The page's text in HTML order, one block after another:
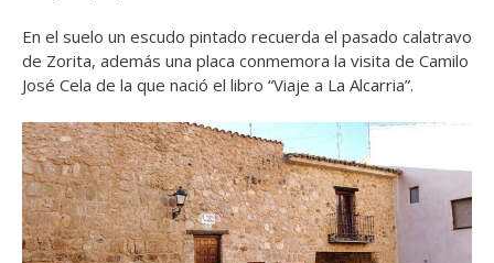
En el suelo un escudo pintado recuerda el pasado calatravo
de Zorita, además una placa conmemora la visita de Camilo
José Cela de la que nació el libro “Viaje a La Alcarria”.